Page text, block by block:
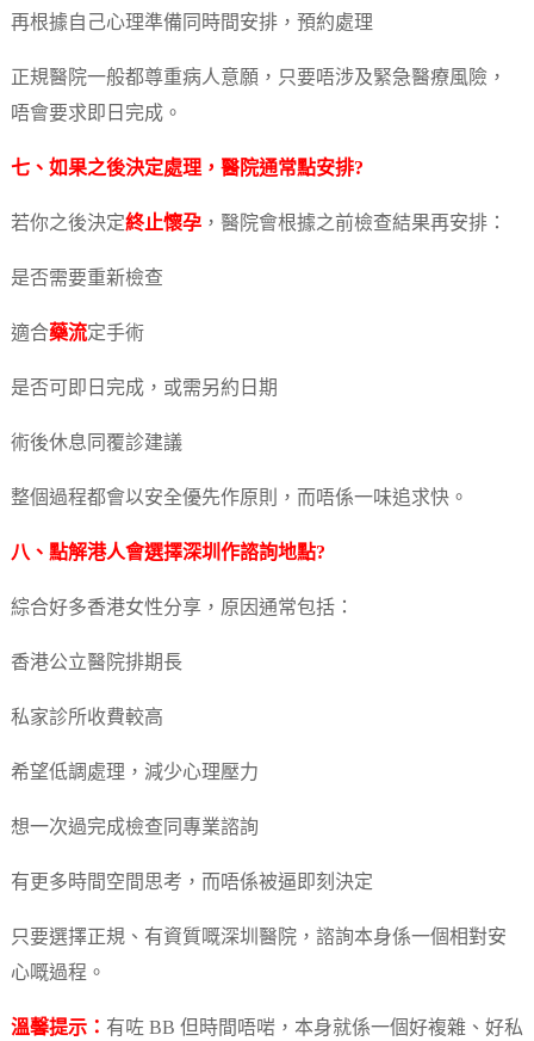
再根據自己心理準備同時間安排，預約處理
正規醫院一般都尊重病人意願，只要唔涉及緊急醫療風險，
唔會要求即日完成。
七、如果之後決定處理，醫院通常點安排?
若你之後決定終止懷孕，醫院會根據之前檢查結果再安排：
是否需要重新檢查
適合藥流定手術
是否可即日完成，或需另約日期
術後休息同覆診建議
整個過程都會以安全優先作原則，而唔係一味追求快。
八、點解港人會選擇深圳作諮詢地點?
綜合好多香港女性分享，原因通常包括：
香港公立醫院排期長
私家診所收費較高
希望低調處理，減少心理壓力
想一次過完成檢查同專業諮詢
有更多時間空間思考，而唔係被逼即刻決定
只要選擇正規、有資質嘅深圳醫院，諮詢本身係一個相對安
心嘅過程。
溫馨提示： 有咗 BB 但時間唔啱，本身就係一個好複雜、好私